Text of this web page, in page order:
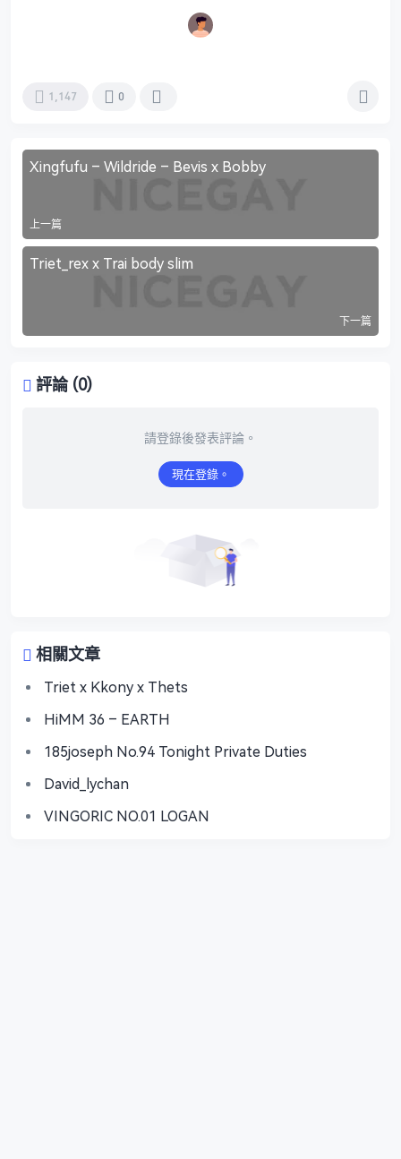
1,147 0
Xingfufu – Wildride – Bevis x Bobby
上一篇
Triet_rex x Trai body slim
下一篇
評論 (0)
請登錄後發表評論。
現在登錄。
相關文章
Triet x Kkony x Thets
HiMM 36 – EARTH
185joseph No.94 Tonight Private Duties
David_lychan
VINGORIC NO.01 LOGAN